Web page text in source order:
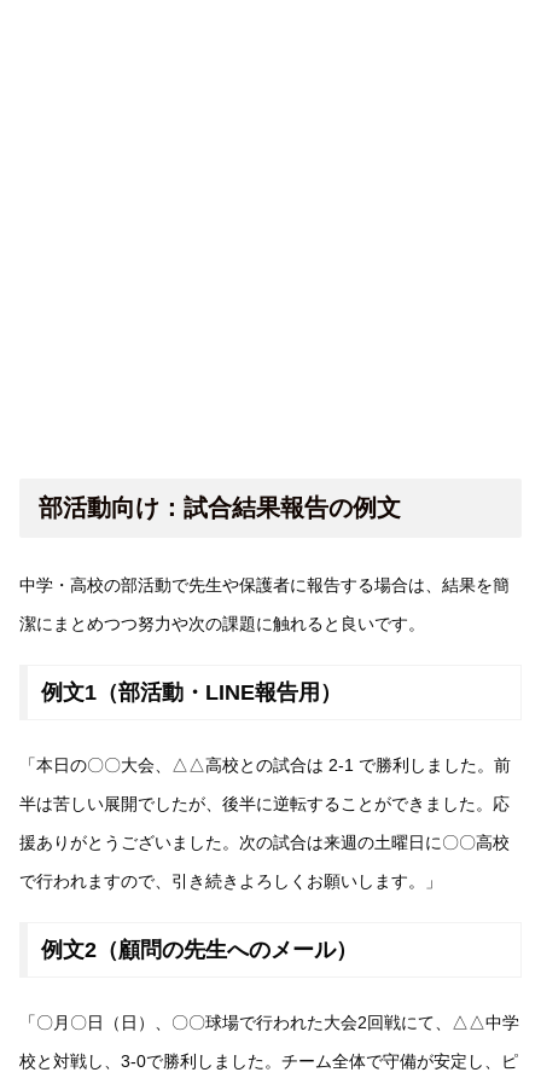
部活動向け：試合結果報告の例文
中学・高校の部活動で先生や保護者に報告する場合は、結果を簡
潔にまとめつつ努力や次の課題に触れると良いです。
例文1（部活動・LINE報告用）
「本日の〇〇大会、△△高校との試合は 2-1 で勝利しました。前
半は苦しい展開でしたが、後半に逆転することができました。応
援ありがとうございました。次の試合は来週の土曜日に〇〇高校
で行われますので、引き続きよろしくお願いします。」
例文2（顧問の先生へのメール）
「〇月〇日（日）、〇〇球場で行われた大会2回戦にて、△△中学
校と対戦し、3-0で勝利しました。チーム全体で守備が安定し、ピ